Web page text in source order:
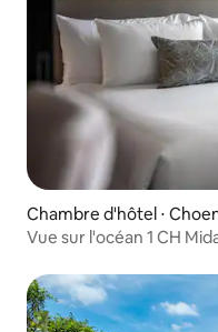
Chambre d'hôtel ⋅
Vue sur l'océan 1 CH